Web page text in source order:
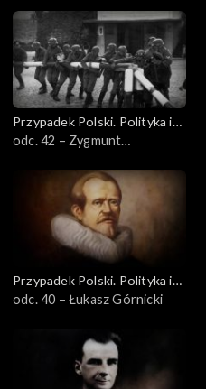
Przypadek Polski. Polityka i
idee
odc. 42 – Zygmunt
Przypadek Polski. Polityka i
idee
odc. 40 – Łukasz Górnicki